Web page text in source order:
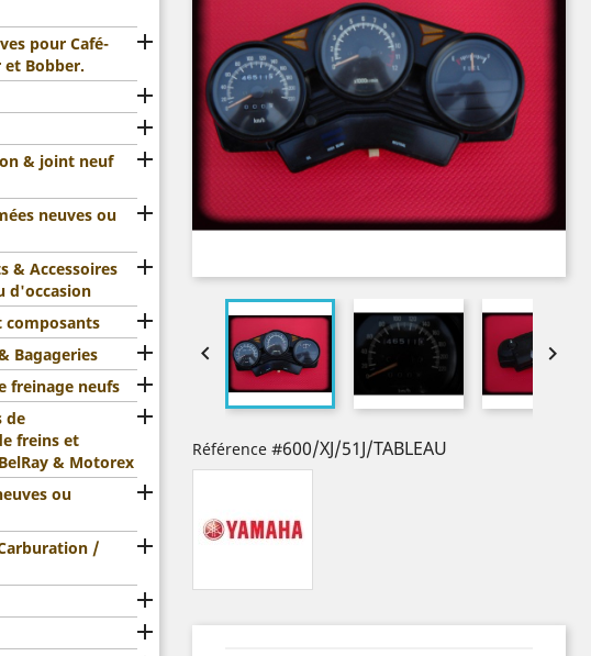
pour Café-
et Bobber.



& joint neuf

neuves ou

& Accessoires
d'occasion

composants 
Bagageries 
freinage neufs 
de
freins et
& Motorex

ou

/



 
Référence #600/XJ/51J/TABLEAU